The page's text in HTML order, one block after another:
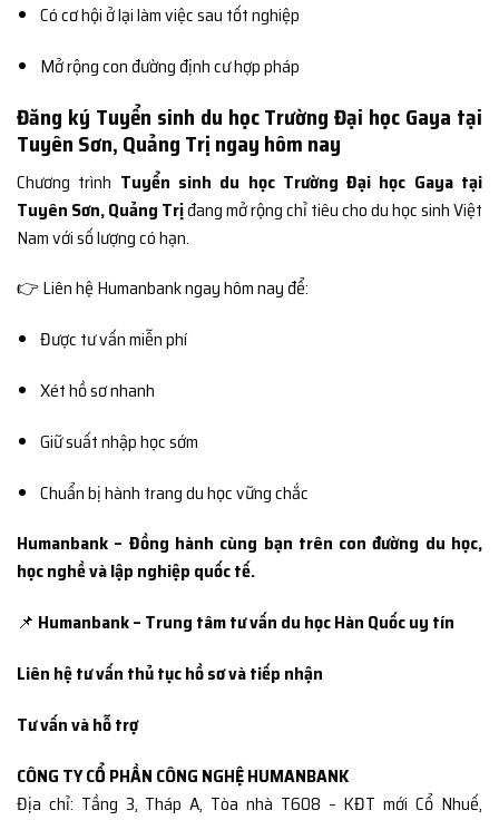
Có cơ hội ở lại làm việc sau tốt nghiệp
Mở rộng con đường định cư hợp pháp
Đăng ký Tuyển sinh du học Trường Đại học Gaya tại
Tuyên Sơn, Quảng Trị ngay hôm nay
Chương trình Tuyển sinh du học Trường Đại học Gaya tại
Tuyên Sơn, Quảng Trịđang mở rộng chỉ tiêu cho du học sinh Việt
Nam với số lượng có hạn.
👉 Liên hệ Humanbank ngay hôm nay để:
Được tư vấn miễn phí
Xét hồ sơ nhanh
Giữ suất nhập học sớm
Chuẩn bị hành trang du học vững chắc
Humanbank – Đồng hành cùng bạn trên con đường du học,
học nghề và lập nghiệp quốc tế.
📌 Humanbank – Trung tâm tư vấn du học Hàn Quốc uy tín
Liên hệ tư vấn thủ tục hồ sơ và tiếp nhận
Tư vấn và hỗ trợ
CÔNG TY CỔ PHẦN CÔNG NGHỆ HUMANBANK
Địa chỉ: Tầng 3, Tháp A, Tòa nhà T608 – KĐT mới Cổ Nhuế,